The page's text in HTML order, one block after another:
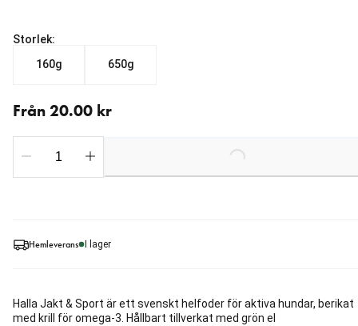
Hemleverans I lager
Halla Jakt & Sport är ett svenskt helfoder för aktiva hundar, berikat
med krill för omega-3. Hållbart tillverkat med grön el
Storlek:
160g
650g
Från 20.00 kr
Loading...